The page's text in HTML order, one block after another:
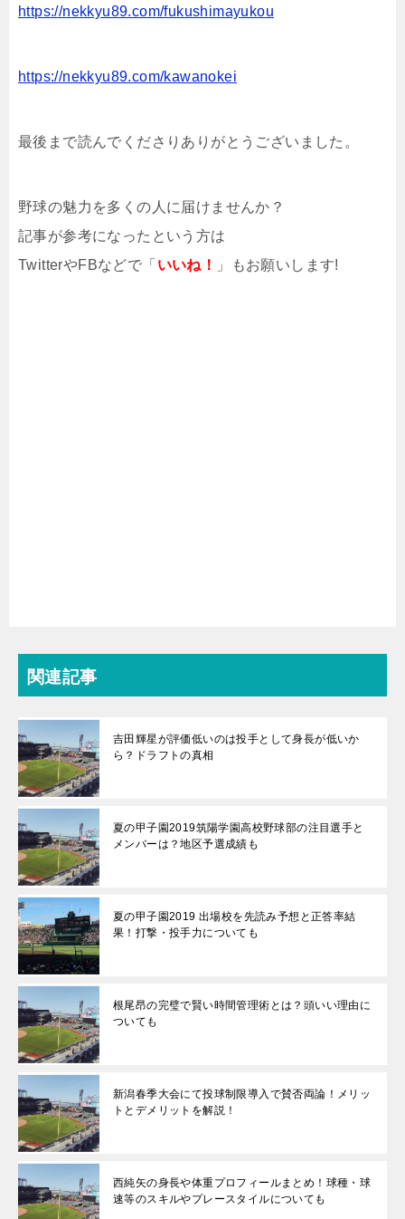
https://nekkyu89.com/fukushimayukou
https://nekkyu89.com/kawanokei
最後まで読んでくださりありがとうございました。
野球の魅力を多くの人に届けませんか？
記事が参考になったという方は
TwitterやFBなどで「 いいね！ 」もお願いします!
関連記事
吉田輝星が評価低いのは投手として身長が低いか
ら？ドラフトの真相
夏の甲子園2019筑陽学園高校野球部の注目選手と
メンバーは？地区予選成績も
夏の甲子園2019 出場校を先読み予想と正答率結
果！打撃・投手力についても
根尾昂の完璧で賢い時間管理術とは？頭いい理由に
ついても
新潟春季大会にて投球制限導入で賛否両論！メリッ
トとデメリットを解説！
西純矢の身長や体重プロフィールまとめ！球種・球
速等のスキルやプレースタイルについても